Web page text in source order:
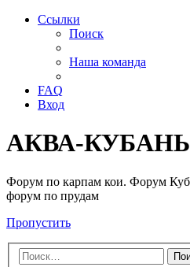
Ссылки
Поиск
Наша команда
FAQ
Вход
АКВА-КУБАНЬ
Форум по карпам кои. Форум
форум по прудам
Пропустить